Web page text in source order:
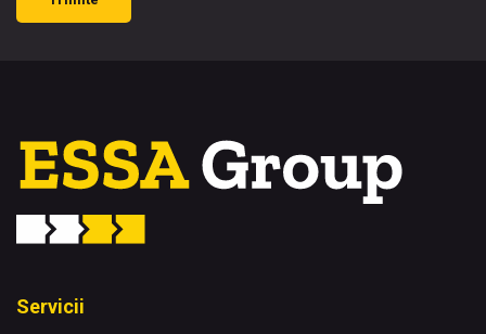
Servicii